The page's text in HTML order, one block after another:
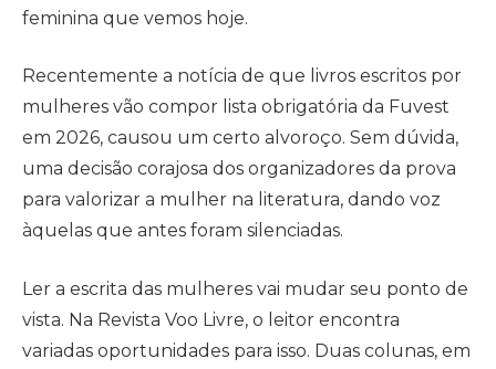
feminina que vemos hoje.
Recentemente a notícia de que livros escritos por
mulheres vão compor lista obrigatória da Fuvest
em 2026, causou um certo alvoroço. Sem dúvida,
uma decisão corajosa dos organizadores da prova
para valorizar a mulher na literatura, dando voz
àquelas que antes foram silenciadas.
Ler a escrita das mulheres vai mudar seu ponto de
vista. Na Revista Voo Livre, o leitor encontra
variadas oportunidades para isso. Duas colunas, em